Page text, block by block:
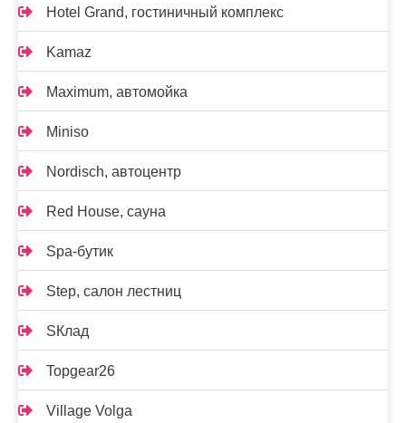
Hotel Grand, гостиничный комплекс
Kamaz
Maximum, автомойка
Miniso
Nordisch, автоцентр
Red House, сауна
Spa-бутик
Step, салон лестниц
SКлад
Topgear26
Village Volga